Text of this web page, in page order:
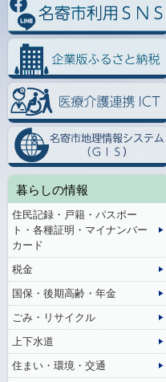
暮らしの情報
住民記録・戸籍・パスポー
ト・各種証明・マイナンバー
カード
税金
国保・後期高齢・年金
ごみ・リサイクル
上下水道
住まい・環境・交通